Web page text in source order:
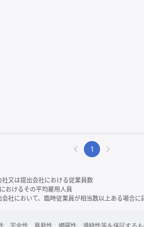
1
又は提出会社における従業員数
おけるその平均雇用人員
社において、臨時従業員が相当数以上ある場合に
、完全性、最新性、網羅性、適時性等を保証する